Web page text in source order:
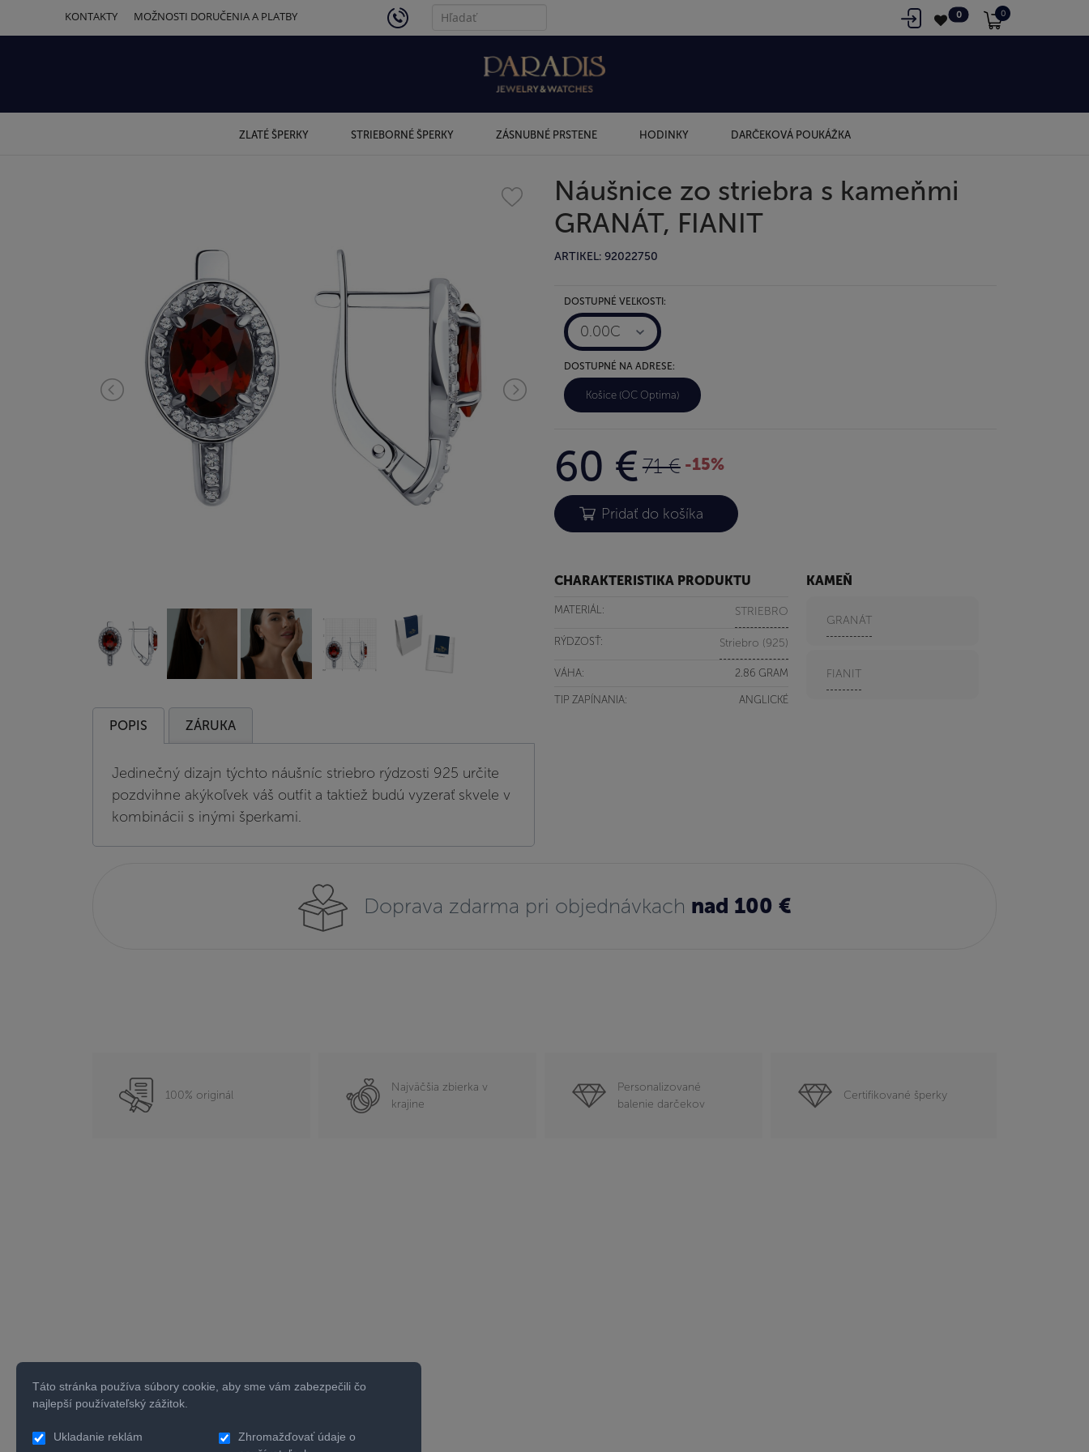
KONTAKTY MOŽNOSTI DORUČENIA A PLATBY 4434 0 0
ZLATÉ ŠPERKY STRIEBORNÉ ŠPERKY ZÁSNUBNÉ PRSTENE HODINKY DARČEKOVÁ POUKÁŽKA
POPIS ZÁRUKA
Jedinečný dizajn týchto náušníc striebro rýdzosti 925 určite
pozdvihne akýkoľvek váš outfit a taktiež budú vyzerať skvele v
kombinácii s inými šperkami.
Náušnice zo striebra s kameňmi
GRANÁT, FIANIT
ARTIKEL: 92022750
DOSTUPNÉ VEĽKOSTI:
0.00C
DOSTUPNÉ NA ADRESE:
Košice (OC Optima)
60 €71 € -15%
CHARAKTERISTIKA PRODUKTU
MATERIÁL: STRIEBRO
RÝDZOSŤ: Striebro (925)
VÁHA: 2.86 GRAM
TIP ZAPÍNANIA: ANGLICKÉ
KAMEŇ
GRANÁT
FIANIT
Doprava zdarma pri objednávkach nad 100 €
100% originál
Najväčšia zbierka v
krajine
Personalizované
balenie darčekov
Certifikované šperky
Táto stránka používa súbory cookie, aby sme vám zabezpečili čo
najlepší používateľský zážitok.
Ukladanie reklám
Zhromažďovať údaje o